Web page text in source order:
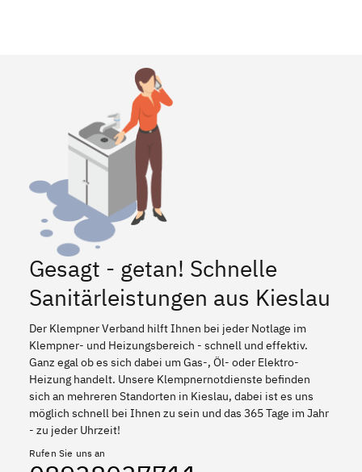
Gesagt - getan! Schnelle
Sanitärleistungen aus Kieslau
Der Klempner Verband hilft Ihnen bei jeder Notlage im
Klempner- und Heizungsbereich - schnell und effektiv.
Ganz egal ob es sich dabei um Gas-, Öl- oder Elektro-
Heizung handelt. Unsere Klempnernotdienste befinden
sich an mehreren Standorten in Kieslau, dabei ist es uns
möglich schnell bei Ihnen zu sein und das 365 Tage im Jahr
- zu jeder Uhrzeit!
Rufen Sie uns an